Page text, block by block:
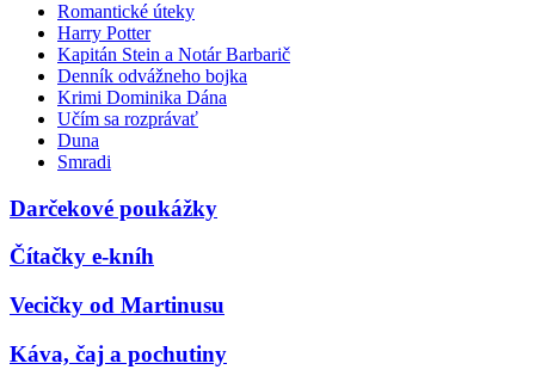
Romantické úteky
Harry Potter
Kapitán Stein a Notár Barbarič
Denník odvážneho bojka
Krimi Dominika Dána
Učím sa rozprávať
Duna
Smradi
Darčekové poukážky
Čítačky e-kníh
Vecičky od Martinusu
Káva, čaj a pochutiny